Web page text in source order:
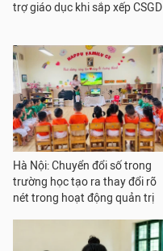
trợ giáo dục khi sắp xếp CSGD
Hà Nội: Chuyển đổi số trong
trường học tạo ra thay đổi rõ
nét trong hoạt động quản trị